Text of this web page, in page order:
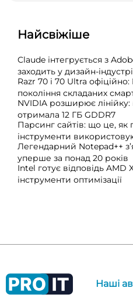
Найсвіжіше
Claude інтегрується з
заходить у дизайн-
Razr 70 і 70 Ultra
покоління складаних
NVIDIA розширює лінійку:
отримала 12 ГБ GDDR7
Парсинг сайтів: що це, як
інструменти
Легендарний Notepad++
уперше за понад 20 років
Intel готує відповідь AMD
інструменти оптимізації
Наші